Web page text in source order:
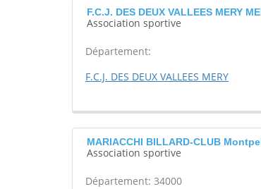
F.C.J. DES DEUX VALLEES MERY
Association sportive
Département:
F.C.J. DES DEUX VALLEES MERY
MARIACCHI BILLARD-CLUB
Association sportive
Département: 34000